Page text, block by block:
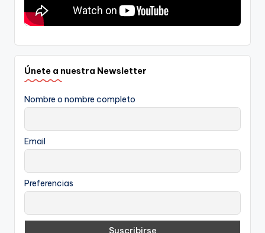
Únete a nuestra Newsletter
Nombre o nombre completo
Email
Preferencias